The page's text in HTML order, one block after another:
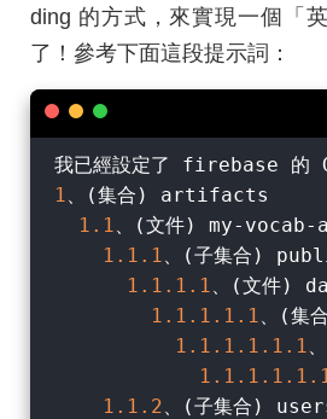
ding 的方式，來實現一個「
了！參考下面這段提示詞：
1、(集合) artifacts
1.1、(文件) my-vocab-
1.1 .1、(子集合)
1.1 .1 .1、(文件)
1.1 .1 .1 .1、(集
1.1 .1 .1 .1 .1
1.1 .1 .1 .1
1.1 .2、(子集合)